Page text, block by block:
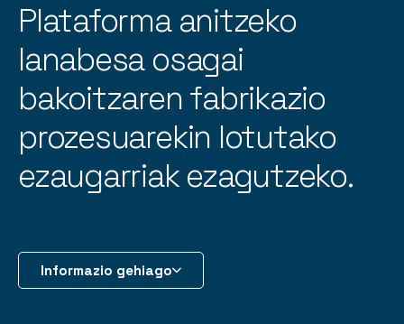
Plataforma anitzeko
lanabesa osagai
bakoitzaren fabrikazio
prozesuarekin lotutako
ezaugarriak ezagutzeko.
Informazio gehiago